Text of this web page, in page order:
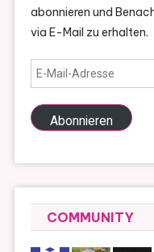
abonnieren und
via E-Mail zu erhalten.
E-
Mail-
Adresse
Abonnieren
COMMUNITY